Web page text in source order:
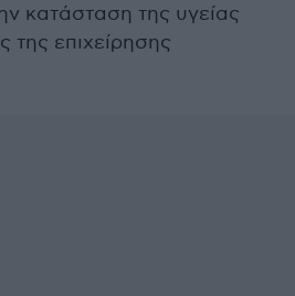
κατάσταση της υγείας
της επιχείρησης